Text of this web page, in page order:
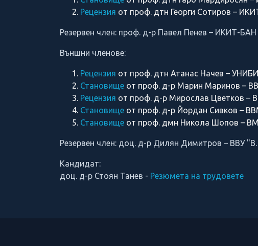
Рецензия от проф. дтн Георги Сотиров –
Резервен член: проф. д-р Павел Пенев – ИКИТ-БАН
Външни членове:
Рецензия от проф. дтн Атанас Начев –
Становище от проф. д-р Марин Маринов –
Рецензия от проф. д-р Мирослав Цветков –
Становище от проф. д-р Йордан Сивков –
Становище от проф. дмн Никола Шопов –
Резервен член: доц. д-р Дилян Димитров – ВВУ
Кандидат:
доц. д-р Стоян Танев - Резюмета на трудовете